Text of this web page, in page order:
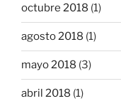
octubre 2018 (1)
agosto 2018 (1)
mayo 2018 (3)
abril 2018 (1)